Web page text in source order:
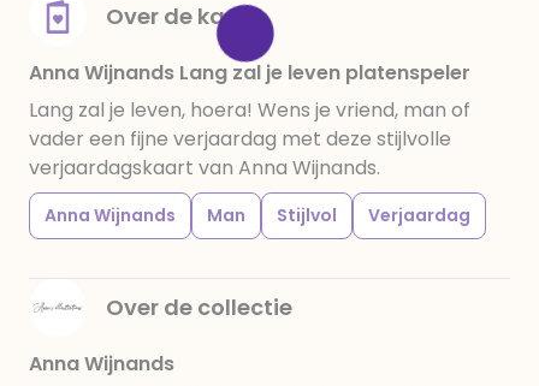
Over de kaart
Anna Wijnands Lang zal je leven platenspeler
Lang zal je leven, hoera! Wens je vriend, man of
vader een fijne verjaardag met deze stijlvolle
verjaardagskaart van Anna Wijnands.
Anna Wijnands Man Stijlvol Verjaardag
Over de collectie
Anna Wijnands